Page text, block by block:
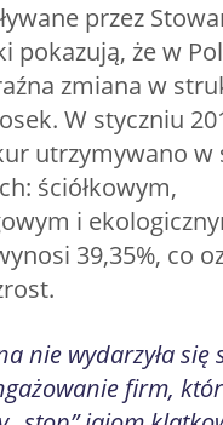
przez
pokazują, że w
zmiana w
W styczniu
utrzymywano w
ściółkowym,
i
39,35%, co
nie wydarzyła się
firm,